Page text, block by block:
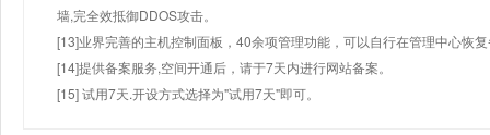
墙,完全效抵御DDOS攻击。
[13]业界完善的主机控制面板，40余项管理功能，可以自行在管理中心恢
[14]提供备案服务,空间开通后，请于7天内进行网站备案。
[15] 试用7天.开设方式选择为"试用7天"即可。